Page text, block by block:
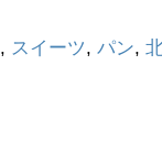
, スイーツ, パン,